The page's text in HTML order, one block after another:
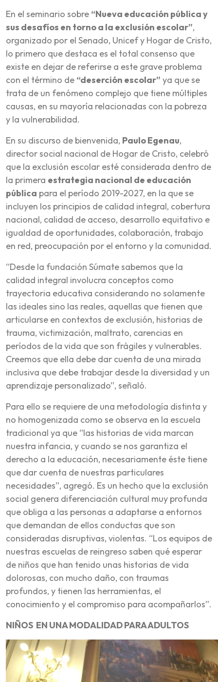
En el seminario sobre “Nueva educación pública y
sus desafíos en torno a la exclusión escolar”,
organizado por el Senado, Unicef y Hogar de Cristo,
lo primero que destaca es el total consenso que
existe en dejar de referirse a este grave problema
con el término de “deserción escolar” ya que se
trata de un fenómeno complejo que tiene múltiples
causas, en su mayoría relacionadas con la pobreza
y la vulnerabilidad.
En su discurso de bienvenida, Paulo Egenau,
director social nacional de Hogar de Cristo, celebró
que la exclusión escolar esté considerada dentro de
la primera estrategia nacional de educación
pública para el período 2019-2027, en la que se
incluyen los principios de calidad integral, cobertura
nacional, calidad de acceso, desarrollo equitativo e
igualdad de oportunidades, colaboración, trabajo
en red, preocupación por el entorno y la comunidad.
“Desde la fundación Súmate sabemos que la
calidad integral involucra conceptos como
trayectoria educativa considerando no solamente
las ideales sino las reales, aquellas que tienen que
articularse en contextos de exclusión, historias de
trauma, victimización, maltrato, carencias en
períodos de la vida que son frágiles y vulnerables.
Creemos que ella debe dar cuenta de una mirada
inclusiva que debe trabajar desde la diversidad y un
aprendizaje personalizado”, señaló.
Para ello se requiere de una metodología distinta y
no homogenizada como se observa en la escuela
tradicional ya que “las historias de vida marcan
nuestra infancia, y cuando se nos garantiza el
derecho a la educación, necesariamente éste tiene
que dar cuenta de nuestras particulares
necesidades”, agregó. Es un hecho que la exclusión
social genera diferenciación cultural muy profunda
que obliga a las personas a adaptarse a entornos
que demandan de ellos conductas que son
consideradas disruptivas, violentas. “Los equipos de
nuestras escuelas de reingreso saben qué esperar
de niños que han tenido unas historias de vida
dolorosas, con mucho daño, con traumas
profundos, y tienen las herramientas, el
conocimiento y el compromiso para acompañarlos”.
NIÑOS EN UNA MODALIDAD PARA ADULTOS